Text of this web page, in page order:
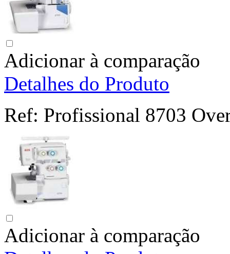
Adicionar à comparação
Detalhes do Produto
Ref: Profissional 8703
Adicionar à comparação